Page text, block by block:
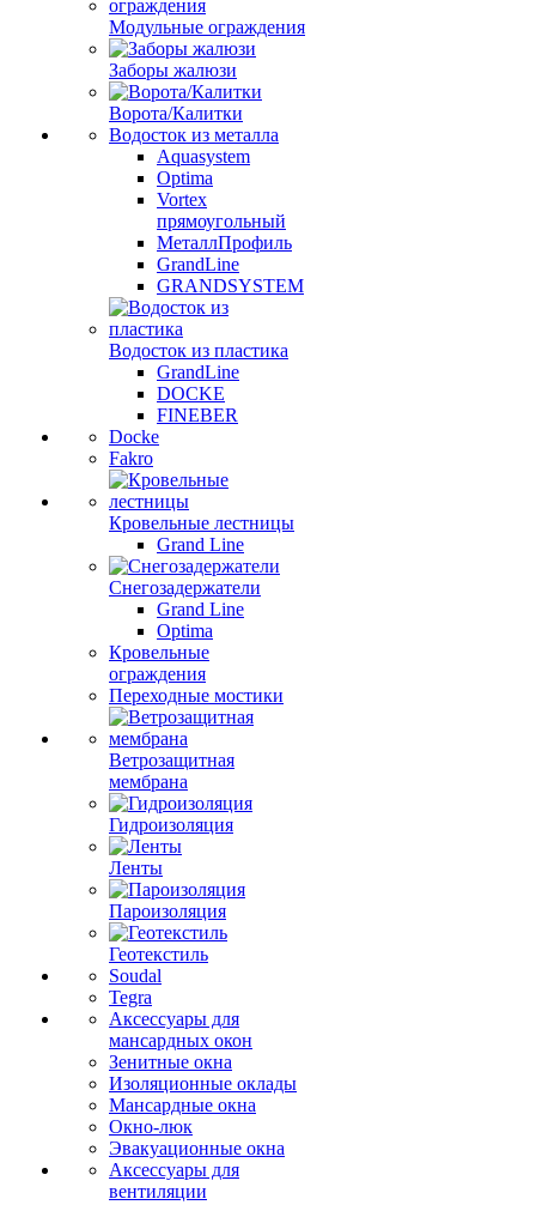
Модульные ограждения
Заборы жалюзи
Ворота/Калитки
Водосток из металла
Aquasystem
Optima
Vortex
прямоугольный
МеталлПрофиль
GrandLine
GRANDSYSTEM
Водосток из пластика
GrandLine
DOCKE
FINEBER
Docke
Fakro
Кровельные лестницы
Grand Line
Снегозадержатели
Grand Line
Optima
Кровельные
ограждения
Переходные мостики
Ветрозащитная
мембрана
Гидроизоляция
Ленты
Пароизоляция
Геотекстиль
Soudal
Tegra
Аксессуары для
мансардных окон
Зенитные окна
Изоляционные оклады
Мансардные окна
Окно-люк
Эвакуационные окна
Аксессуары для
вентиляции